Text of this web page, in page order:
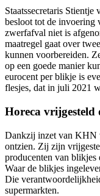
Staatssecretaris
besloot tot de invoering
zwerfafval niet is
maatregel gaat over
kunnen voorbereiden.
op een goede manier
eurocent per blikje is
flesjes, dat in juli 2021
Horeca
Dankzij inzet van KHN
ontzien. Zij zijn
producenten van blikjes
Waar de blikjes
Die
supermarkten.